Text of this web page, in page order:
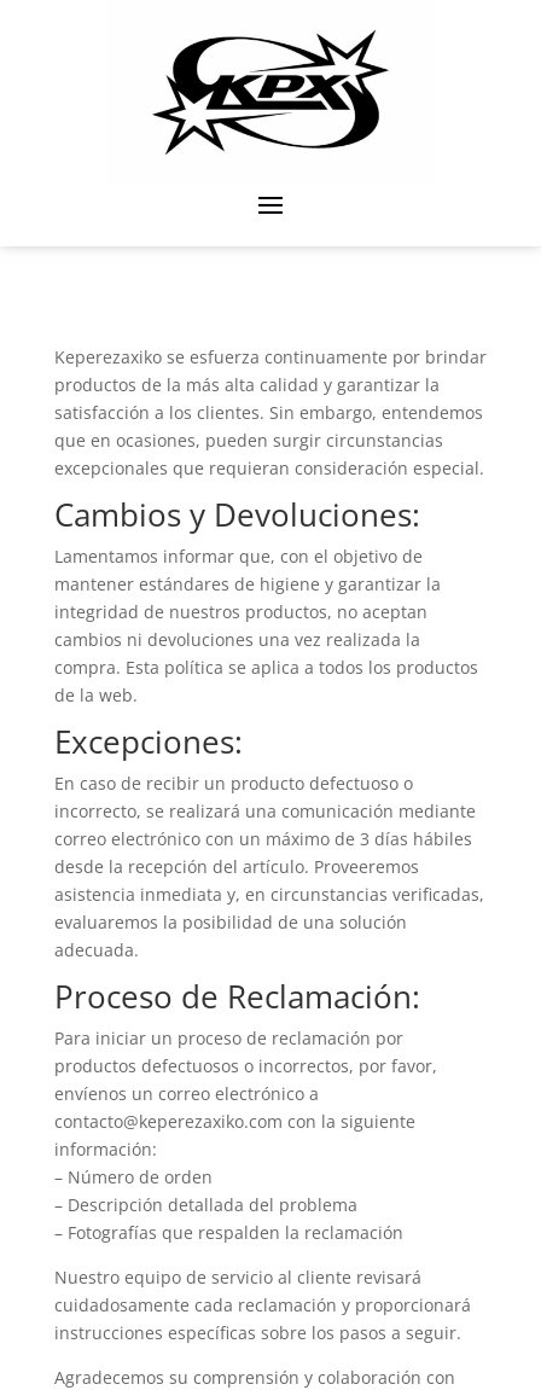
Keperezaxiko se esfuerza continuamente por brindar
productos de la más alta calidad y garantizar la
satisfacción a los clientes. Sin embargo, entendemos
que en ocasiones, pueden surgir circunstancias
excepcionales que requieran consideración especial.
Cambios y Devoluciones:
Lamentamos informar que, con el objetivo de
mantener estándares de higiene y garantizar la
integridad de nuestros productos, no aceptan
cambios ni devoluciones una vez realizada la
compra. Esta política se aplica a todos los productos
de la web.
Excepciones:
En caso de recibir un producto defectuoso o
incorrecto, se realizará una comunicación mediante
correo electrónico con un máximo de 3 días hábiles
desde la recepción del artículo. Proveeremos
asistencia inmediata y, en circunstancias verificadas,
evaluaremos la posibilidad de una solución
adecuada.
Proceso de Reclamación:
Para iniciar un proceso de reclamación por
productos defectuosos o incorrectos, por favor,
envíenos un correo electrónico a
contacto@keperezaxiko.com con la siguiente
información:
– Número de orden
– Descripción detallada del problema
– Fotografías que respalden la reclamación
Nuestro equipo de servicio al cliente revisará
cuidadosamente cada reclamación y proporcionará
instrucciones específicas sobre los pasos a seguir.
Agradecemos su comprensión y colaboración con